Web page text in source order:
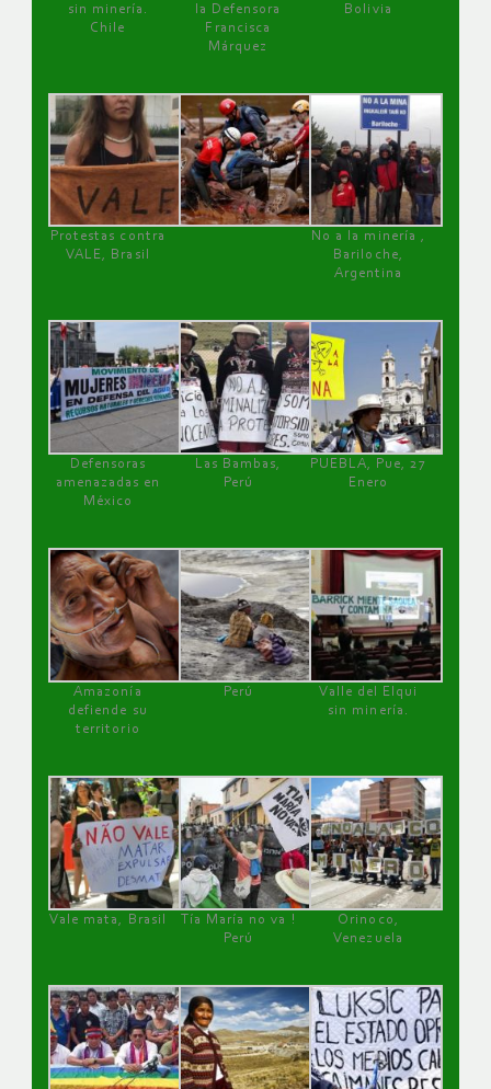
sin minería.
Chile
la Defensora
Francisca
Márquez
Bolivia
Protestas contra
VALE, Brasil
No a la minería ,
Bariloche,
Argentina
Defensoras
amenazadas en
México
Las Bambas,
Perú
PUEBLA, Pue, 27
Enero
Amazonía
defiende su
territorio
Perú
Valle del Elqui
sin minería.
Vale mata, Brasil
Tía María no va !
Perú
Orinoco,
Venezuela